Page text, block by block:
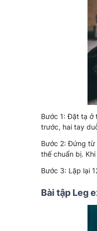
Bước 1: Đặt tạ ở
trước, hai tay
Bước 2: Đứng từ
thế chuẩn bị.
Bước 3: Lặp lại
Bài tập Leg